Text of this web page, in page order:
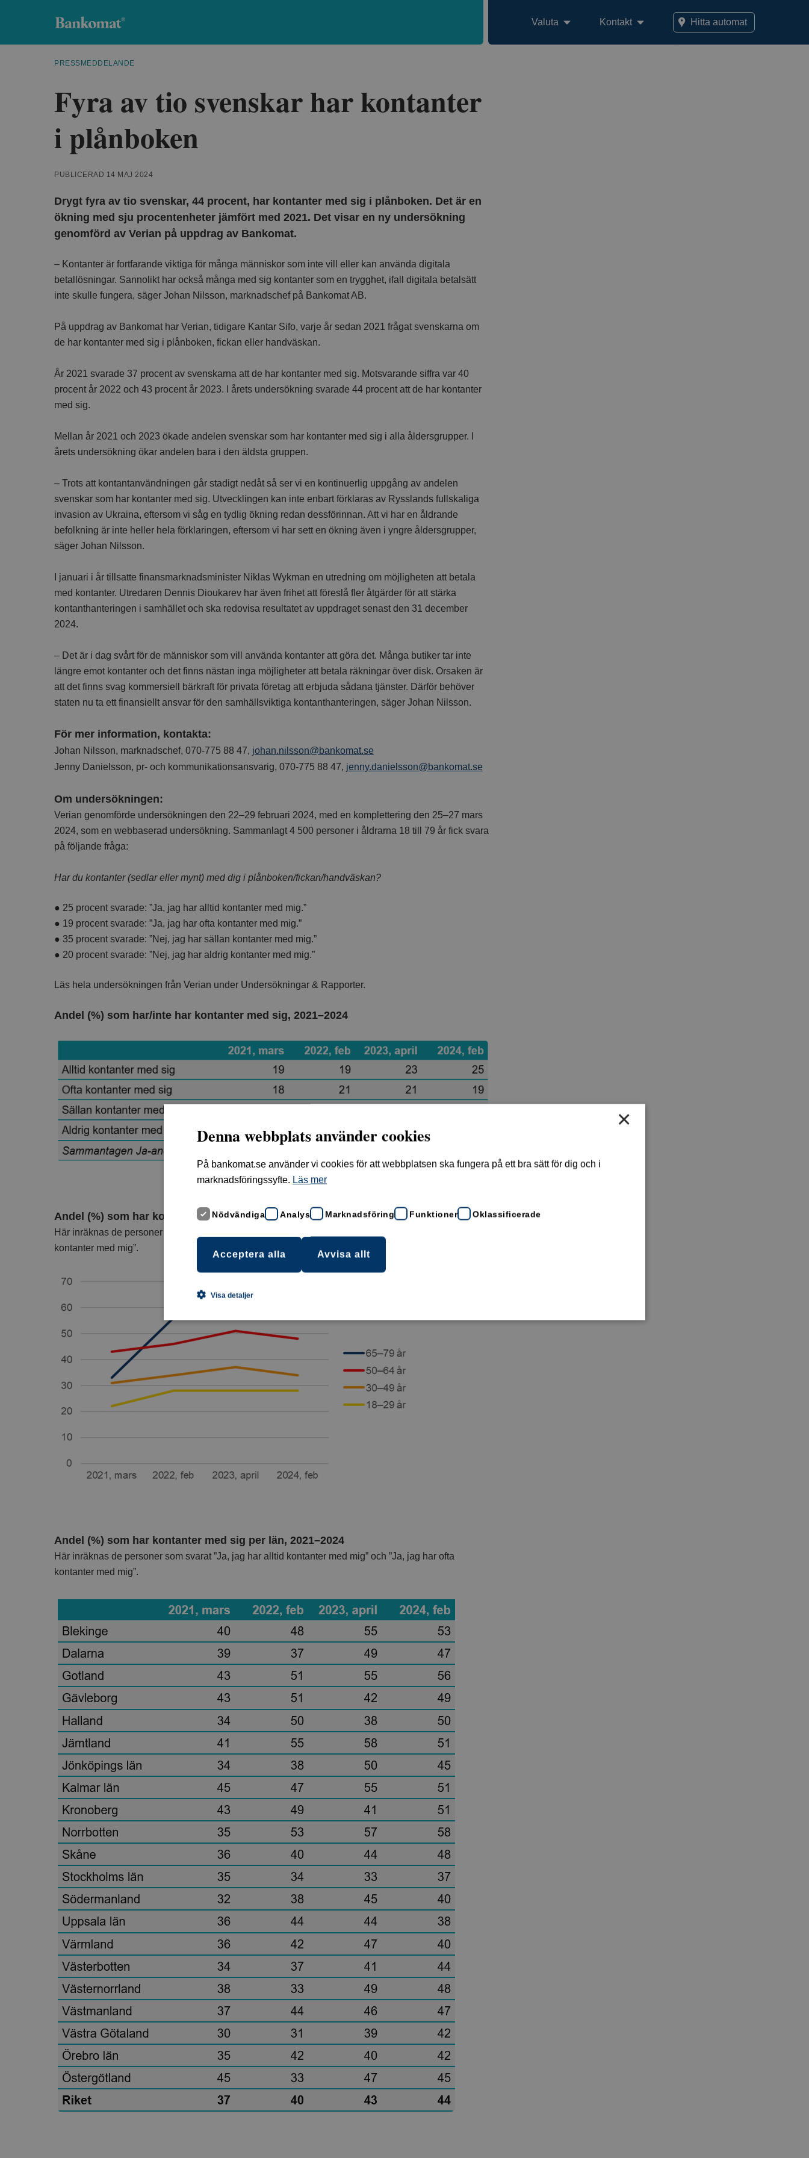
Bankomat Hitta automat
Valuta Kontakt
PRESSMEDDELANDE
Fyra av tio svenskar har kontanter
i plånboken
PUBLICERAD 14 MAJ 2024
Drygt fyra av tio svenskar, 44 procent, har kontanter med sig i plånboken. Det är en
ökning med sju procentenheter jämfört med 2021. Det visar en ny undersökning
genomförd av Verian på uppdrag av Bankomat.
– Kontanter är fortfarande viktiga för många människor som inte vill eller kan använda digitala
betallösningar. Sannolikt har också många med sig kontanter som en trygghet, ifall digitala betalsätt
inte skulle fungera, säger Johan Nilsson, marknadschef på Bankomat AB.
På uppdrag av Bankomat har Verian, tidigare Kantar Sifo, varje år sedan 2021 frågat svenskarna om
de har kontanter med sig i plånboken, fickan eller handväskan.
År 2021 svarade 37 procent av svenskarna att de har kontanter med sig. Motsvarande siffra var 40
procent år 2022 och 43 procent år 2023. I årets undersökning svarade 44 procent att de har kontanter
med sig.
Mellan år 2021 och 2023 ökade andelen svenskar som har kontanter med sig i alla åldersgrupper. I
årets undersökning ökar andelen bara i den äldsta gruppen.
– Trots att kontantanvändningen går stadigt nedåt så ser vi en kontinuerlig uppgång av andelen
svenskar som har kontanter med sig. Utvecklingen kan inte enbart förklaras av Rysslands fullskaliga
invasion av Ukraina, eftersom vi såg en tydlig ökning redan dessförinnan. Att vi har en åldrande
befolkning är inte heller hela förklaringen, eftersom vi har sett en ökning även i yngre åldersgrupper,
säger Johan Nilsson.
I januari i år tillsatte finansmarknadsminister Niklas Wykman en utredning om möjligheten att betala
med kontanter. Utredaren Dennis Dioukarev har även frihet att föreslå fler åtgärder för att stärka
kontanthanteringen i samhället och ska redovisa resultatet av uppdraget senast den 31 december
2024.
– Det är i dag svårt för de människor som vill använda kontanter att göra det. Många butiker tar inte
längre emot kontanter och det finns nästan inga möjligheter att betala räkningar över disk. Orsaken är
att det finns svag kommersiell bärkraft för privata företag att erbjuda sådana tjänster. Därför behöver
staten nu ta ett finansiellt ansvar för den samhällsviktiga kontanthanteringen, säger Johan Nilsson.
För mer information, kontakta:
Johan Nilsson, marknadschef, 070-775 88 47, johan.nilsson@bankomat.se
Jenny Danielsson, pr- och kommunikationsansvarig, 070-775 88 47, jenny.danielsson@bankomat.se
Om undersökningen:
Verian genomförde undersökningen den 22–29 februari 2024, med en komplettering den 25–27 mars
2024, som en webbaserad undersökning. Sammanlagt 4 500 personer i åldrarna 18 till 79 år fick svara
på följande fråga:
Har du kontanter (sedlar eller mynt) med dig i plånboken/fickan/handväskan?
● 25 procent svarade: ”Ja, jag har alltid kontanter med mig.”
● 19 procent svarade: ”Ja, jag har ofta kontanter med mig.”
● 35 procent svarade: ”Nej, jag har sällan kontanter med mig.”
● 20 procent svarade: ”Nej, jag har aldrig kontanter med mig.”
Läs hela undersökningen från Verian under Undersökningar & Rapporter.
Andel (%) som har/inte har kontanter med sig, 2021–2024
Andel (%) som har kontanter med sig i olika åldersgrupper, 2021–2024
Här inräknas de personer som svarat ”Ja, jag har alltid kontanter med mig” och ”Ja, jag har ofta
kontanter med mig”.
Andel (%) som har kontanter med sig per län, 2021–2024
Här inräknas de personer som svarat ”Ja, jag har alltid kontanter med mig” och ”Ja, jag har ofta
kontanter med mig”.
×
Denna webbplats använder cookies
På bankomat.se använder vi cookies för att webbplatsen ska fungera på ett bra sätt för dig och i
marknadsföringssyfte. Läs mer
Nödvändiga Analys Marknadsföring Funktioner Oklassificerade
Acceptera alla Avvisa allt
Visa detaljer